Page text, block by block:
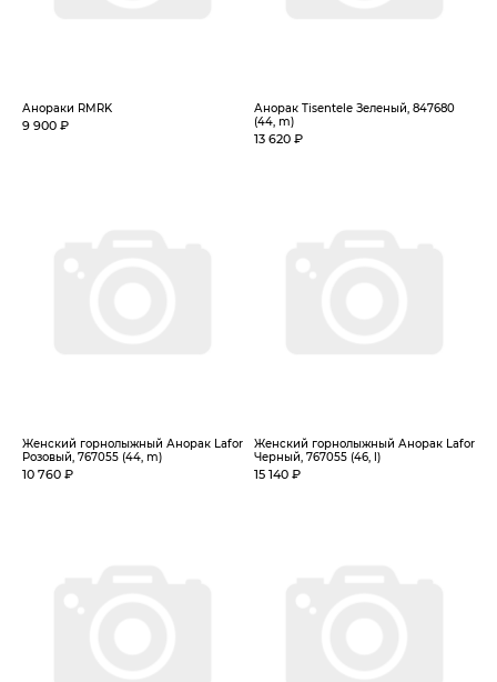
Анораки RMRK
9 900 ₽
Анорак Tisentele Зеленый, 847680
(44, m)
13 620 ₽
Женский горнолыжный Анорак Lafor
Розовый, 767055 (44, m)
10 760 ₽
Женский горнолыжный Анорак Lafor
Черный, 767055 (46, l)
15 140 ₽